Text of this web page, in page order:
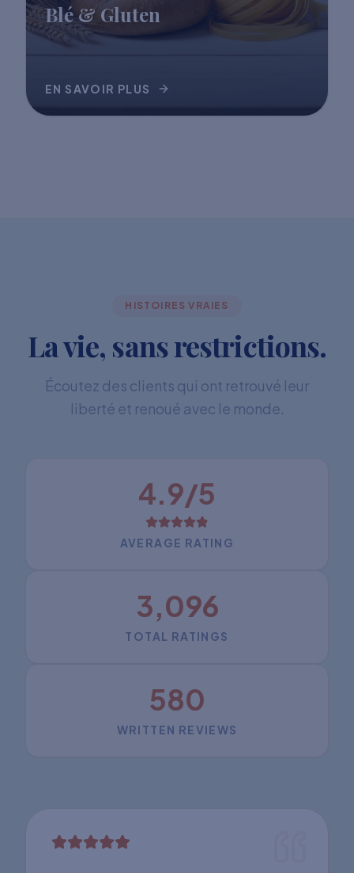
Blé & Gluten
EN SAVOIR PLUS
HISTOIRES VRAIES
La vie, sans restrictions.
Écoutez des clients qui ont retrouvé leur
liberté et renoué avec le monde.
4.9/5
AVERAGE RATING
3,096
TOTAL RATINGS
580
WRITTEN REVIEWS